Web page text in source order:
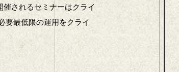
されるセミナーはクライ
要最低限の運用をクライ